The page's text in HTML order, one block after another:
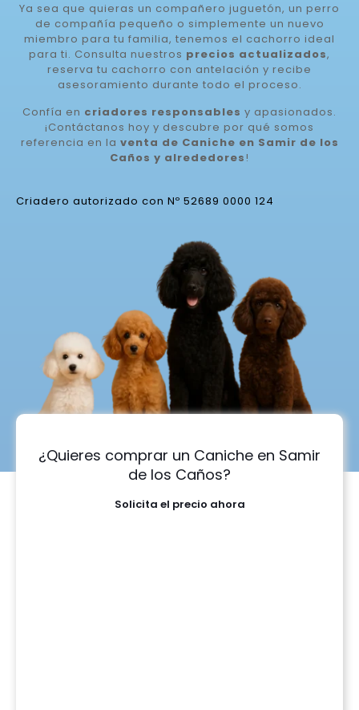
Ya sea que quieras un compañero juguetón, un perro
de compañía pequeño o simplemente un nuevo
miembro para tu familia, tenemos el cachorro ideal
para ti. Consulta nuestros precios actualizados,
reserva tu cachorro con antelación y recibe
asesoramiento durante todo el proceso.
Confía en criadores responsables y apasionados.
¡Contáctanos hoy y descubre por qué somos
referencia en la venta de Caniche en Samir de los
Caños y alrededores!
Criadero autorizado con Nº 52689 0000 124
¿Quieres comprar un Caniche en Samir
de los Caños?
Solicita el precio ahora